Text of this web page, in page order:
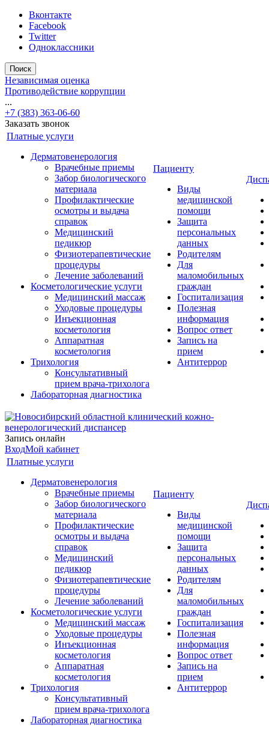
Вконтакте
Facebook
Twitter
Одноклассники
Поиск
Независимая оценка
Противодействие коррупции
...
+7 (383) 363-06-60
Заказать звонок
Платные услуги
Дерматовенерология
Врачебные приемы
Забор биологического
материала
Профилактические
осмотры и выдача
справок
Медицинский
педикюр
Физиотерапевтические
процедуры
Лечение заболеваний
Косметологические услуги
Медицинский массаж
Уходовые процедуры
Инъекционная
косметология
Аппаратная
косметология
Трихология
Консультативный
прием врача-трихолога
Лабораторная диагностика
Пациенту
Виды
медицинской
помощи
Защита
персональных
данных
Родителям
Для
маломобильных
граждан
Госпитализация
Полезная
информация
Вопрос ответ
Запись на
прием
Антитеррор
Запись онлайн
ВходМой кабинет
Платные услуги
Дерматовенерология
Врачебные приемы
Забор биологического
материала
Профилактические
осмотры и выдача
справок
Медицинский
педикюр
Физиотерапевтические
процедуры
Лечение заболеваний
Косметологические услуги
Медицинский массаж
Уходовые процедуры
Инъекционная
косметология
Аппаратная
косметология
Трихология
Консультативный
прием врача-трихолога
Лабораторная диагностика
Пациенту
Виды
медицинской
помощи
Защита
персональных
данных
Родителям
Для
маломобильных
граждан
Госпитализация
Полезная
информация
Вопрос ответ
Запись на
прием
Антитеррор